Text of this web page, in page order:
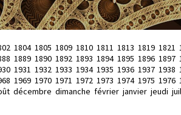
1804 1805 1809 1810 1811 1813 1819 1821
1889 1890 1892 1893 1894 1895 1896 1897
1931 1932 1933 1934 1935 1936 1937 1938
1969 1970 1971 1972 1973 1974 1975 1976
décembre dimanche février janvier jeudi